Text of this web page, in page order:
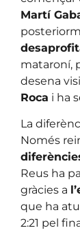
Martí
mataroní,
desena
Roca i ha
La
Només
Reus ha
gràcies a
que ha
2:21 pel